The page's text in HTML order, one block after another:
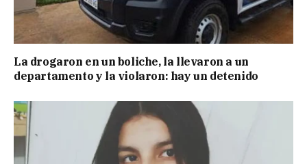
La drogaron en un boliche, la llevaron a un
departamento y la violaron: hay un detenido